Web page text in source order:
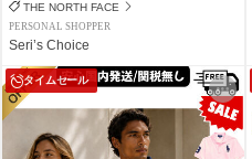
THE NORTH FACE
PERSONAL SHOPPER
Seri’s Choice
タイムセール